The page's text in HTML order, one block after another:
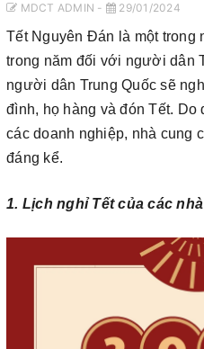
MDCT ADMIN - 29/01/2024
Tết Nguyên Đán là một trong
trong năm đối với người dân
người dân Trung Quốc sẽ
đình, họ hàng và đón Tết. Do
các doanh nghiệp, nhà cung
đáng kể.
1. Lịch nghỉ Tết của các